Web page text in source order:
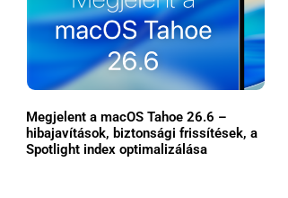
Megjelent a macOS Tahoe 26.6 –
hibajavítások, biztonsági frissítések, a
Spotlight index optimalizálása
GYIK
Használt Apple
Apple szerviz